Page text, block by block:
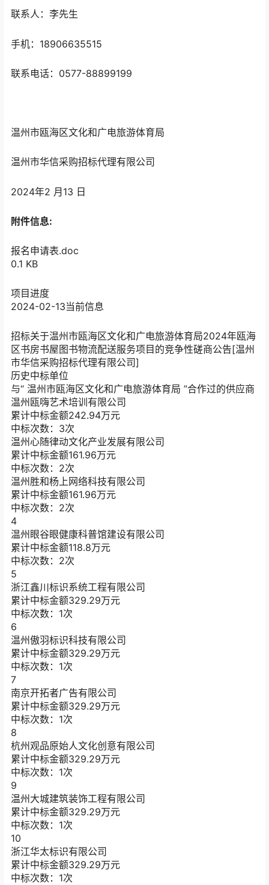
联系人：李先生
手机：18906635515
联系电话：0577-88899199
温州市瓯海区文化和广电旅游体育局
温州市华信采购招标代理有限公司
2024年2 月13 日
附件信息:
报名申请表.doc
0.1 KB
项目进度
2024-02-13当前信息
招标关于温州市瓯海区文化和广电旅游体育局2024年瓯海
区书房书屋图书物流配送服务项目的竞争性磋商公告[温州
市华信采购招标代理有限公司]
历史中标单位
与“ 温州市瓯海区文化和广电旅游体育局 ”合作过的供应商
温州瓯嗨艺术培训有限公司
累计中标金额242.94万元
中标次数：3次
温州心随律动文化产业发展有限公司
累计中标金额161.96万元
中标次数：2次
温州胜和杨上网络科技有限公司
累计中标金额161.96万元
中标次数：2次
4
温州眼谷眼健康科普馆建设有限公司
累计中标金额118.8万元
中标次数：2次
5
浙江鑫川标识系统工程有限公司
累计中标金额329.29万元
中标次数：1次
6
温州傲羽标识科技有限公司
累计中标金额329.29万元
中标次数：1次
7
南京开拓者广告有限公司
累计中标金额329.29万元
中标次数：1次
8
杭州观品原始人文化创意有限公司
累计中标金额329.29万元
中标次数：1次
9
温州大城建筑装饰工程有限公司
累计中标金额329.29万元
中标次数：1次
10
浙江华太标识有限公司
累计中标金额329.29万元
中标次数：1次